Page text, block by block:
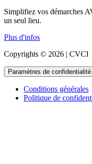
Simplifiez vos démarches
un seul lieu.
Plus d'infos
Copyrights © 2026 | CVCI
Paramètres de confidentialité
Conditions générales
Politique de